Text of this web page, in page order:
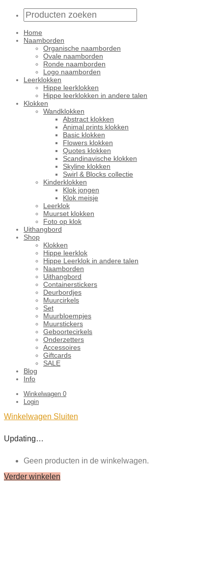
Home
Naamborden
Organische naamborden
Ovale naamborden
Ronde naamborden
Logo naamborden
Leerklokken
Hippe leerklokken
Hippe leerklokken in andere talen
Klokken
Wandklokken
Abstract klokken
Animal prints klokken
Basic klokken
Flowers klokken
Quotes klokken
Scandinavische klokken
Skyline klokken
Swirl & Blocks collectie
Kinderklokken
Klok jongen
Klok meisje
Leerklok
Muurset klokken
Foto op klok
Uithangbord
Shop
Klokken
Hippe leerklok
Hippe Leerklok in andere talen
Naamborden
Uithangbord
Containerstickers
Deurbordjes
Muurcirkels
Set
Muurbloempjes
Muurstickers
Geboortecirkels
Onderzetters
Accessoires
Giftcards
SALE
Blog
Info
Winkelwagen 0
Login
Winkelwagen Sluiten
Updating…
Geen producten in de winkelwagen.
Verder winkelen